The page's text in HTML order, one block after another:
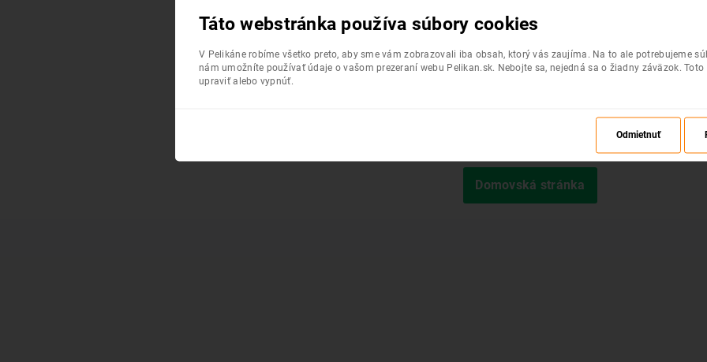
Domovská stránka
Táto webstránka používa súbory cookies
V Pelikáne robíme všetko preto, aby sme vám zobrazovali iba obsah, ktorý vás zaujíma. Na to ale potrebujeme
nám umožníte používať údaje o vašom prezeraní webu Pelikan.sk. Nebojte sa, nejedná sa o žiadny záväzok.
upraviť alebo vypnúť.
Odmietnuť